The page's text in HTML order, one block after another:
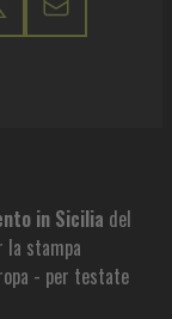
in Sicilia del
la stampa
- per testate